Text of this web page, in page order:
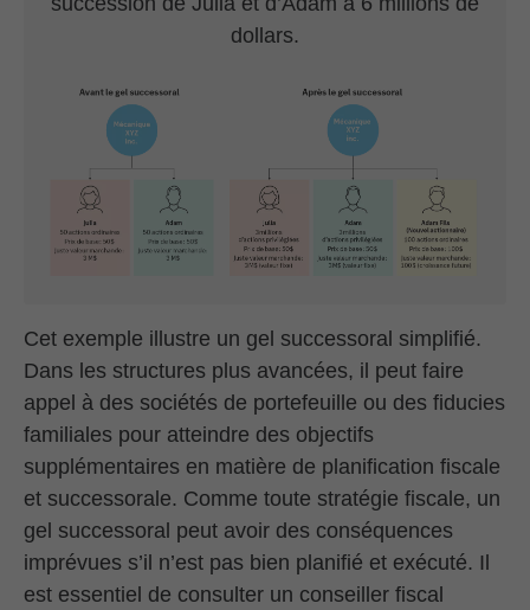
dollars.
Cet exemple illustre un gel successoral simplifié.
Dans les structures plus avancées, il peut faire
appel à des sociétés de portefeuille ou des fiducies
familiales pour atteindre des objectifs
supplémentaires en matière de planification fiscale
et successorale. Comme toute stratégie fiscale, un
gel successoral peut avoir des conséquences
imprévues s’il n’est pas bien planifié et exécuté. Il
est essentiel de consulter un conseiller fiscal